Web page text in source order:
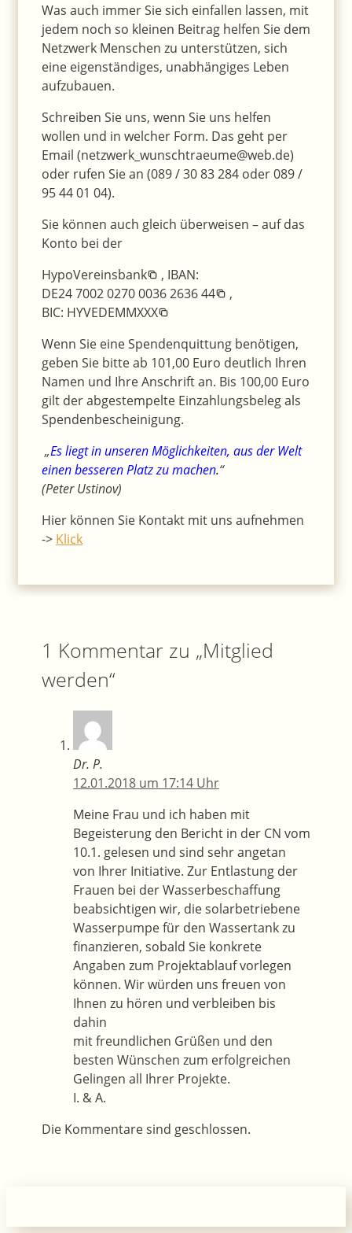
Was auch immer Sie sich einfallen lassen, mit
jedem noch so kleinen Beitrag helfen Sie dem
Netzwerk Menschen zu unterstützen, sich
eine eigenständiges, unabhängiges Leben
aufzubauen.
Schreiben Sie uns, wenn Sie uns helfen
wollen und in welcher Form. Das geht per
Email (netzwerk_wunschtraeume@web.de)
oder rufen Sie an (089 / 30 83 284 oder 089 /
95 44 01 04).
Sie können auch gleich überweisen – auf das
Konto bei der
HypoVereinsbank
, IBAN:
DE24 7002 0270 0036 2636 44
,
BIC: HYVEDEMMXXX
Wenn Sie eine Spendenquittung benötigen,
geben Sie bitte ab 101,00 Euro deutlich Ihren
Namen und Ihre Anschrift an. Bis 100,00 Euro
gilt der abgestempelte Einzahlungsbeleg als
Spendenbescheinigung.
„Es liegt in unseren Möglichkeiten, aus der Welt
einen besseren Platz zu machen.“
(Peter Ustinov)
Hier können Sie Kontakt mit uns aufnehmen
-> Klick
1 Kommentar zu „Mitglied
werden“
Dr. P.
12.01.2018 um 17:14 Uhr
Meine Frau und ich haben mit
Begeisterung den Bericht in der CN vom
10.1. gelesen und sind sehr angetan
von Ihrer Initiative. Zur Entlastung der
Frauen bei der Wasserbeschaffung
beabsichtigen wir, die solarbetriebene
Wasserpumpe für den Wassertank zu
finanzieren, sobald Sie konkrete
Angaben zum Projektablauf vorlegen
können. Wir würden uns freuen von
Ihnen zu hören und verbleiben bis
dahin
mit freundlichen Grüßen und den
besten Wünschen zum erfolgreichen
Gelingen all Ihrer Projekte.
I. & A.
Die Kommentare sind geschlossen.